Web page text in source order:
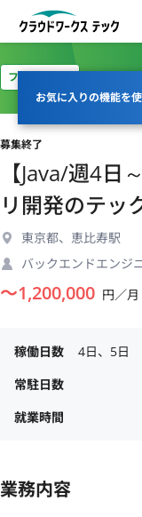
お気に入りの機能を
フルリモート
募集終了
【Java/週4
リ開発のテッ
東京都、恵比寿駅
バックエンドエンジ
〜1,200,000 円／
稼働日数
4日、5日
常駐日数
就業時間
業務内容